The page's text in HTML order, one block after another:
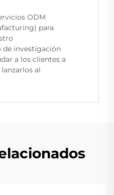
ODM
para
de investigación
a los clientes a
al